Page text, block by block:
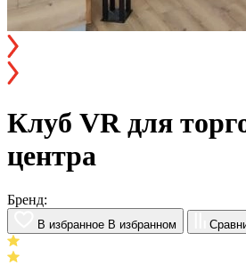
Клуб VR для
центра
Бренд:
В избранное В избранном